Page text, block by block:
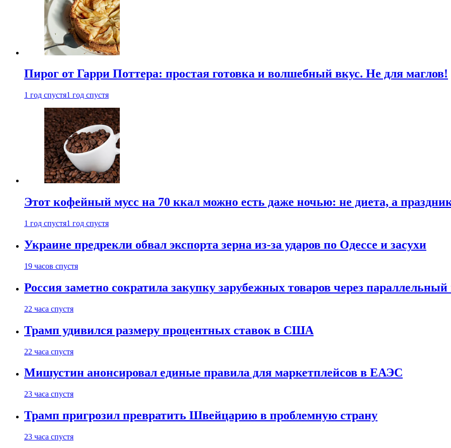
Пирог от Гарри Поттера: простая готовка и волшебный вкус. Не для маглов!
1 год спустя1 год спустя
Этот кофейный мусс на 70 ккал можно есть даже ночью: не диета, а
1 год спустя1 год спустя
Украине предрекли обвал экспорта зерна из-за ударов по Одессе и засухи
19 часов спустя
Россия заметно сократила закупку зарубежных товаров через
22 часа спустя
Трамп удивился размеру процентных ставок в США
22 часа спустя
Мишустин анонсировал единые правила для маркетплейсов в ЕАЭС
23 часа спустя
Трамп пригрозил превратить Швейцарию в проблемную страну
23 часа спустя